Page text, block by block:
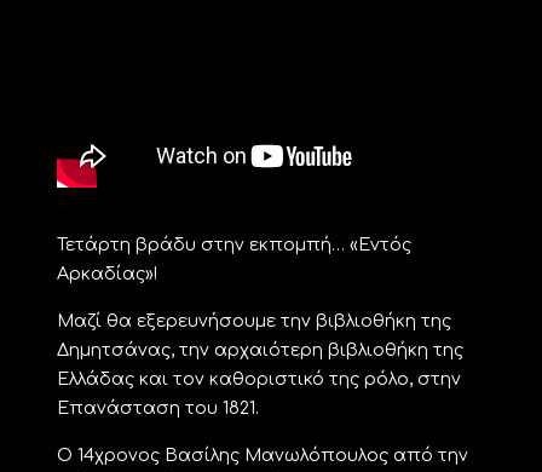
Τετάρτη βράδυ στην εκπομπή… «Εντός
Αρκαδίας»!
Μαζί θα εξερευνήσουμε την βιβλιοθήκη της
Δημητσάνας, την αρχαιότερη βιβλιοθήκη της
Ελλάδας και τον καθοριστικό της ρόλο, στην
Επανάσταση του 1821.
Ο 14χρονος Βασίλης Μανωλόπουλος από την